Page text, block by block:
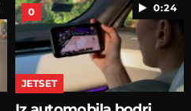
0:24
0
JETSET